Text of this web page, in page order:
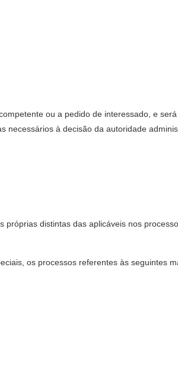
ou a pedido de interessado, e
necessários à decisão da autoridade
distintas das aplicáveis nos
os processos referentes às seguintes